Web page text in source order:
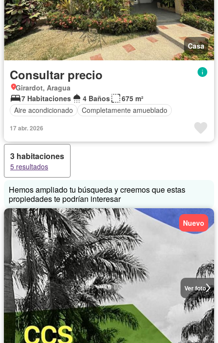
Casa
Consultar precio
Girardot, Aragua
7 Habitaciones
4 Baños
675 m²
Aire acondicionado
Completamente amueblado
17 abr. 2026
3 habitaciones
5 resultados
Hemos ampliado tu búsqueda y creemos que estas
propiedades te podrían interesar
Ver foto
Nuevo